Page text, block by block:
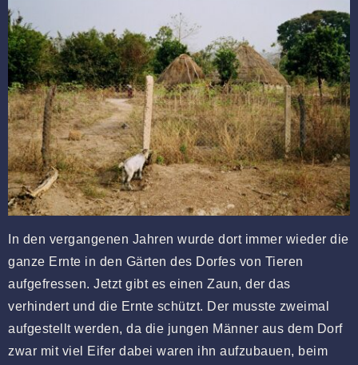
In den vergangenen Jahren wurde dort immer wieder die
ganze Ernte in den Gärten des Dorfes von Tieren
aufgefressen. Jetzt gibt es einen Zaun, der das
verhindert und die Ernte schützt. Der musste zweimal
aufgestellt werden, da die jungen Männer aus dem Dorf
zwar mit viel Eifer dabei waren ihn aufzubauen, beim